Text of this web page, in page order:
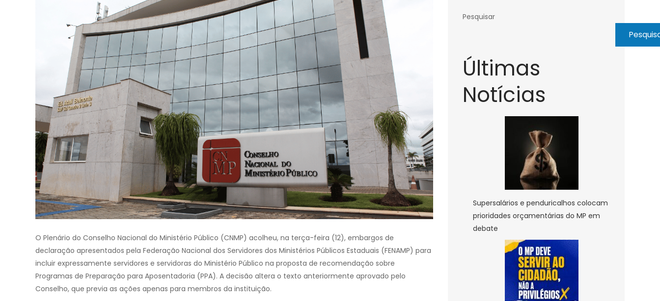
O Plenário do Conselho Nacional do Ministério Público (CNMP) acolheu, na terça-feira (12), embargos de
declaração apresentados pela Federação Nacional dos Servidores dos Ministérios Públicos Estaduais (FENAMP) para
incluir expressamente servidores e servidoras do Ministério Público na proposta de recomendação sobre
Programas de Preparação para Aposentadoria (PPA). A decisão altera o texto anteriormente aprovado pelo
Conselho, que previa as ações apenas para membros da instituição.
Pesquisar
Últimas
Notícias
Supersalários e penduricalhos colocam
prioridades orçamentárias do MP em
debate